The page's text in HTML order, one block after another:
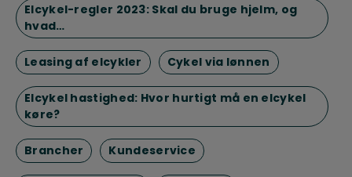
Elcykel-regler 2023: Skal du bruge hjelm, og
hvad…
Leasing af elcykler Cykel via lønnen
Elcykel hastighed: Hvor hurtigt må en elcykel
køre?
Brancher Kundeservice